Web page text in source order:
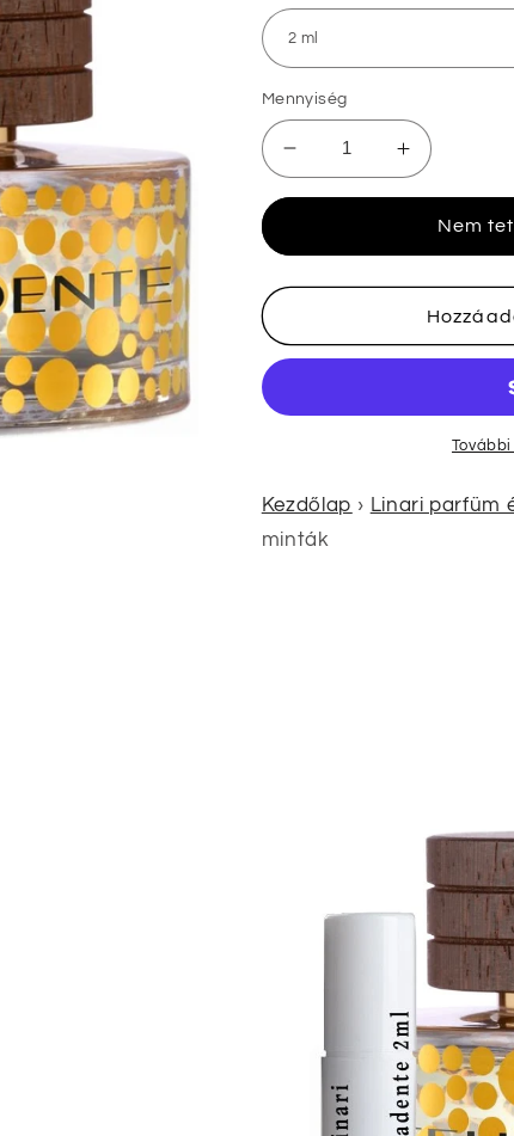
Mennyiség
Linari
Stella
mennyiségének
csökkentése
Linari
Stella
minták
növelése
Nem
Kezdőlap › Linari parfüm
minták